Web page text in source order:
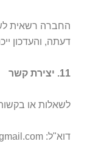
החברה רשאית
דעתה, והעדכון
11. יצירת קשר
לשאלות או
דוא"ל: irisavidan@gmail.com